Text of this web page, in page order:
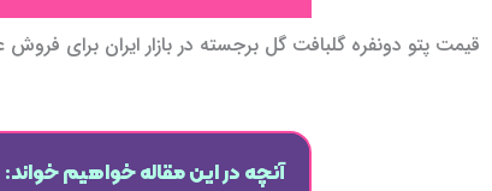
قیمت پتو دونفره گلبافت گل برجسته در بازار ایران برای
آنچه در این مقاله خواهیم خواند: